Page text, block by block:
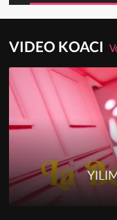
VIDEO KOACI